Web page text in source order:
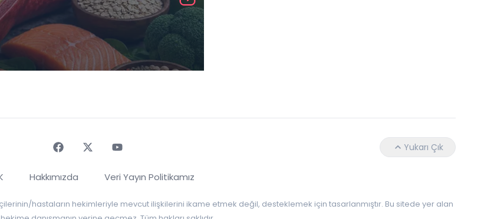
Yukarı Çık
Hakkımızda Veri Yayın Politikamız
hastaların hekimleriyle mevcut ilişkilerini ikame etmek değil, desteklemek için tasarlanmıştır. Bu sitede yer alan